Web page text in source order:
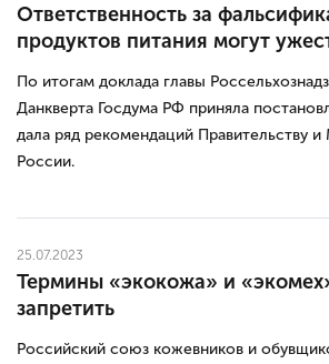
Ответственность за
продуктов питания могут
По итогам доклада главы
Данкверта Госдума РФ приняла
дала ряд рекомендаций Правительству и
России.
25.07.2023
Термины «экокожа» и
запретить
Российский союз кожевников и